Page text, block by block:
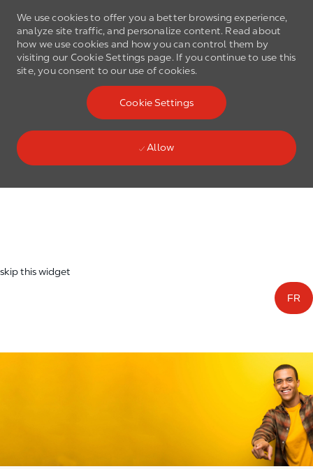
We use cookies to offer you a better browsing experience,
analyze site traffic, and personalize content. Read about
how we use cookies and how you can control them by
visiting our Cookie Settings page. If you continue to use this
site, you consent to our use of cookies.
Cookie Settings
Allow
Skip to main content
skip this widget
FR